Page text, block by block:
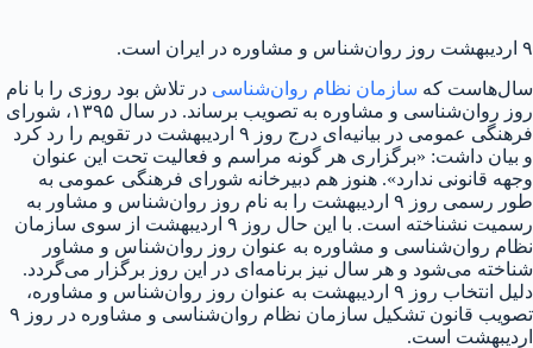
۹ اردیبهشت روز روان‌شناس و مشاوره در ایران است.
سال‌هاست که سازمان نظام روان‌شناسی در تلاش بود روزی را با نام
روز روان‌شناسی و مشاوره به تصویب برساند. در سال ۱۳۹۵، شورای
فرهنگی عمومی در بیانیه‌ای درج روز ۹ اردیبهشت در تقویم را رد کرد
و بیان داشت: «برگزاری هر گونه مراسم و فعالیت تحت این عنوان
وجهه قانونی ندارد». هنوز هم دبیرخانه شورای فرهنگی عمومی به
طور رسمی روز ۹ اردیبهشت را به نام روز روان‌شناس و مشاور به
رسمیت نشناخته است. با این حال روز ۹ اردیبهشت از سوی سازمان
نظام روان‌شناسی و مشاوره به عنوان روز روان‌شناس و مشاور
شناخته می‌شود و هر سال نیز برنامه‌ای در این روز برگزار می‌گردد.
دلیل انتخاب روز ۹ اردیبهشت به عنوان روز روان‌شناس و مشاوره،
تصویب قانون تشکیل سازمان نظام روان‌شناسی و مشاوره در روز ۹
اردیبهشت است.